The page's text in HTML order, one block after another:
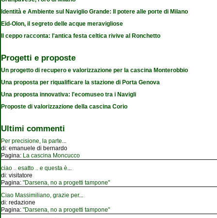
Identità e Ambiente sul Naviglio Grande: Il potere alle porte di Milano
Eid-Olon, il segreto delle acque meravigliose
Il ceppo racconta: l'antica festa celtica rivive al Ronchetto
Progetti e proposte
Un progetto di recupero e valorizzazione per la cascina Monterobbio
Una proposta per riqualificare la stazione di Porta Genova
Una proposta innovativa: l'ecomuseo tra i Navigli
Proposte di valorizzazione della cascina Corio
Ultimi commenti
Per precisione, la parte
di: emanuele di bernardo
Pagina: La cascina Moncucco
ciao .. esatto .. e questa è
di: visitatore
Pagina: "Darsena, no a progetti tampone"
Ciao Massimiliano, grazie per...
di: redazione
Pagina: "Darsena, no a progetti tampone"